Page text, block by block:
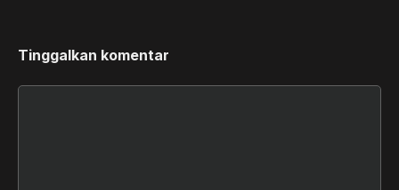
Tinggalkan komentar